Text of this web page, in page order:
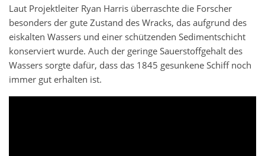
Laut Projektleiter Ryan Harris überraschte die Forscher
besonders der gute Zustand des Wracks, das aufgrund des
eiskalten Wassers und einer schützenden Sedimentschicht
konserviert wurde. Auch der geringe Sauerstoffgehalt des
Wassers sorgte dafür, dass das 1845 gesunkene Schiff noch
immer gut erhalten ist.